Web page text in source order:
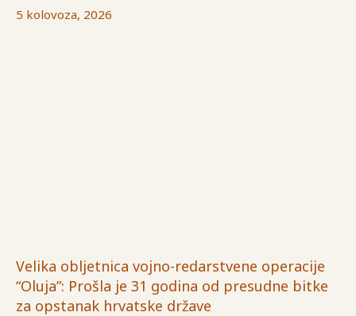
5 kolovoza, 2026
Velika obljetnica vojno-redarstvene operacije
“Oluja”: Prošla je 31 godina od presudne bitke
za opstanak hrvatske države